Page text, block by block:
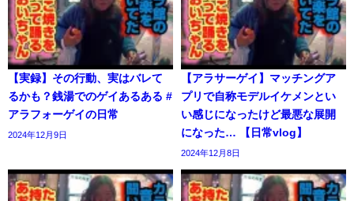
【実録】その行動、実はバレて
るかも？銭湯でのゲイあるある #
アラフォーゲイの日常
2024年12月9日
【アラサーゲイ】マッチングア
プリで自称モデルイケメンとい
い感じになったけど最悪な展開
になった… 【日常vlog】
2024年12月8日